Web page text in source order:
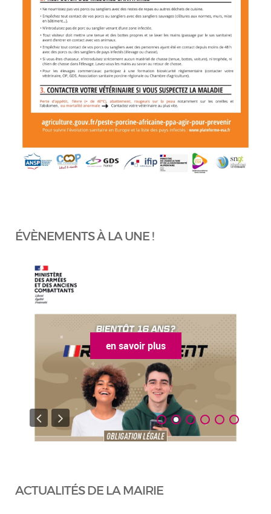
ÉVÈNEMENTS À LA UNE !
en savoir plus
ACTUALITÉS DE LA MAIRIE